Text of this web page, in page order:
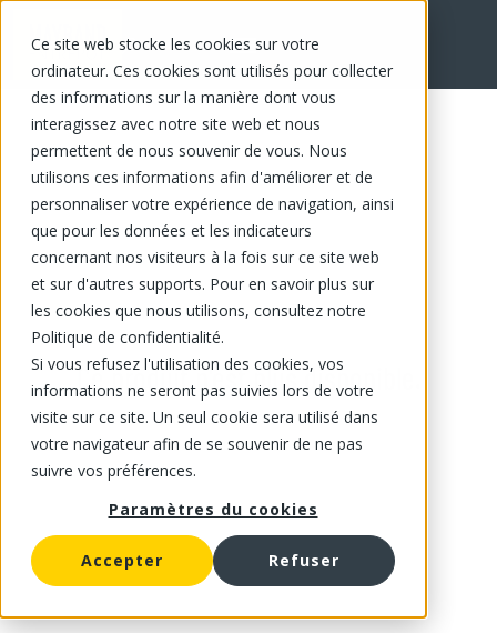
Ce site web stocke les cookies sur votre
ordinateur. Ces cookies sont utilisés pour collecter
des informations sur la manière dont vous
interagissez avec notre site web et nous
permettent de nous souvenir de vous. Nous
utilisons ces informations afin d'améliorer et de
personnaliser votre expérience de navigation, ainsi
que pour les données et les indicateurs
concernant nos visiteurs à la fois sur ce site web
et sur d'autres supports. Pour en savoir plus sur
les cookies que nous utilisons, consultez notre
Politique de confidentialité.
Si vous refusez l'utilisation des cookies, vos
informations ne seront pas suivies lors de votre
visite sur ce site. Un seul cookie sera utilisé dans
votre navigateur afin de se souvenir de ne pas
suivre vos préférences.
Paramètres du cookies
Accepter Refuser
Ce produit n'est plus disponible.